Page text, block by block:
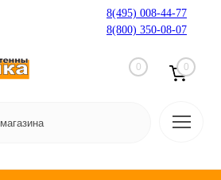
8(495) 008-44-77
8(800) 350-08-07
0 0